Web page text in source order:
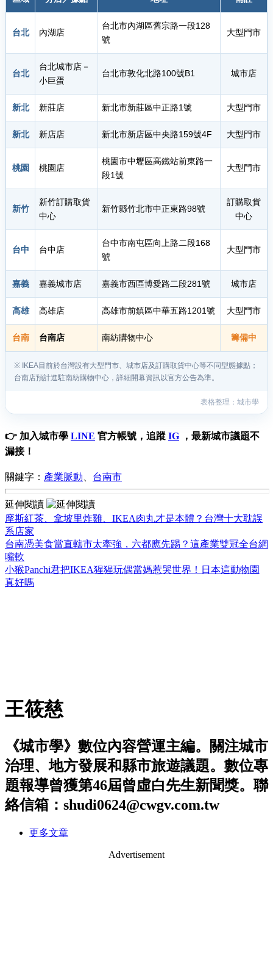
台北 內湖店
台北市內湖區舊宗路一段128
號
大型門市
台北
台北城市店－
小巨蛋
台北市敦化北路100號B1 城市店
新北 新莊店 新北市新莊區中正路1號 大型門市
新北 新店店 新北市新店區中央路159號4F 大型門市
桃園 桃園店
桃園市中壢區高鐵站前東路一
段1號
大型門市
新竹
新竹訂購取貨
中心
新竹縣竹北市中正東路98號
訂購取貨
中心
台中 台中店
台中市南屯區向上路二段168
號
大型門市
嘉義 嘉義城市店 嘉義市西區博愛路二段281號 城市店
高雄 高雄店 高雄市前鎮區中華五路1201號 大型門市
台南 台南店 南紡購物中心 籌備中
※ IKEA目前於台灣設有大型門市、城市店及訂購取貨中心等不同型態據點；
台南店預計進駐南紡購物中心，詳細開幕資訊以官方公告為準。
表格整理：城市學
👉 加入城市學 LINE 官方帳號，追蹤 IG ，最新城市議題不
漏接！
關鍵字： 產業脈動 台南市
延伸閱讀
摩斯紅茶、拿坡里炸雞、IKEA肉丸才是本體？台灣十大耽誤
系店家
台南憑美食當直轄市太牽強，六都應先踢？這產業雙冠全台網
嘴軟
小猴Panchi君把IKEA猩猩玩偶當媽惹哭世界！日本這動物園
真好嗎
王筱慈
《城市學》數位內容營運主編。關注城市
治理、地方發展和縣市旅遊議題。數位專
題報導曾獲第46屆曾虛白先生新聞獎。聯
絡信箱：shudi0624@cwgv.com.tw
更多文章
Advertisement